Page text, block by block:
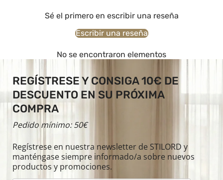
Sé el primero en escribir una reseña
Escribir una reseña
No se encontraron elementos
REGÍSTRESE Y CONSIGA 10€ DE
DESCUENTO EN SU PRÓXIMA
COMPRA
Pedido mínimo: 50€
Regístrese en nuestra newsletter de STILORD y
manténgase siempre informado/a sobre nuevos
productos y promociones.